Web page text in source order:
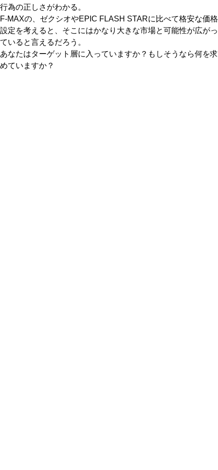
行為の正しさがわかる。
F-MAXの、ゼクシオやEPIC FLASH STARに比べて格安な価格
設定を考えると、そこにはかなり大きな市場と可能性が広がっ
ていると言えるだろう。
あなたはターゲット層に入っていますか？もしそうなら何を求
めていますか？